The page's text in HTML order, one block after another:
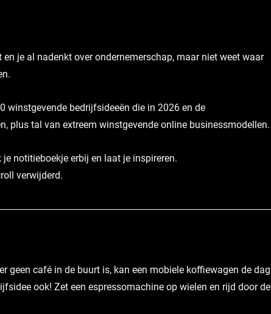
je al nadenkt over ondernemerschap, maar niet weet waar
winstgevende bedrijfsideeën die in 2026 en de
plus tal van extreem winstgevende online businessmodellen.
notitieboekje erbij en laat je inspireren.
verwijderd.
geen café in de buurt is, kan een mobiele koffiewagen de dag
ook! Zet een espressomachine op wielen en rijd door de